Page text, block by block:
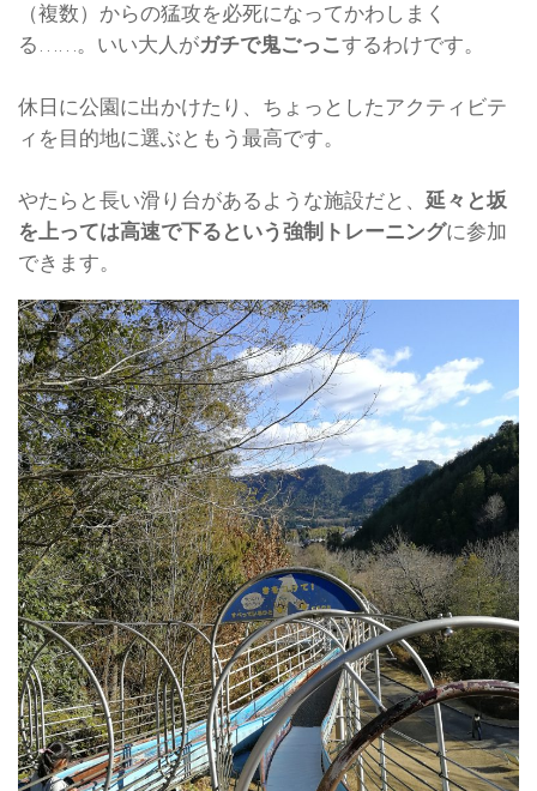
（複数）からの猛攻を必死になってかわしまく
る……。いい大人がガチで鬼ごっこするわけです。
休日に公園に出かけたり、ちょっとしたアクティビテ
ィを目的地に選ぶともう最高です。
やたらと長い滑り台があるような施設だと、延々と坂
を上っては高速で下るという強制トレーニングに参加
できます。